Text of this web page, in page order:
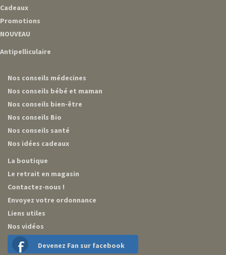
Cadeaux
Promotions
NOUVEAU
Antipelliculaire
Nos conseils médecines
Nos conseils bébé et maman
Nos conseils bien-être
Nos conseils Bio
Nos conseils santé
Nos idées cadeaux
La boutique
Le retrait en magasin
Contactez-nous !
Envoyez votre ordonnance
Liens utiles
Nos vidéos
Devenez Fan sur facebook